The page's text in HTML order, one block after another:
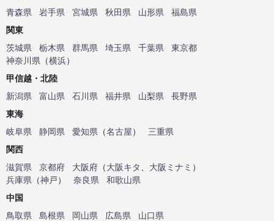
青森県
岩手県 宮城県 秋田県 山形県
福島県
関東
茨城県
栃木県 群馬県 埼玉県 千葉県
東京都
神奈川県 （横浜）
甲信越・北陸
新潟県
富山県 石川県 福井県 山梨県
長野県
東海
岐阜県
静岡県 愛知県 （名古屋）
三重県
関西
滋賀県
京都府 大阪府 （大阪キタ 大阪ミナミ ）
兵庫県 （神戸） 奈良県
和歌山県
中国
鳥取県
島根県 岡山県 広島県
山口県